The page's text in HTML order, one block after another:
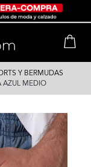
Y BERMUDAS
AZUL MEDIO